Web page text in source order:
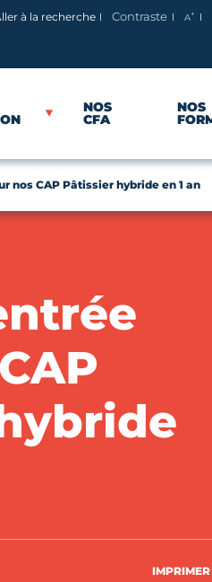
à la recherche Contraste A+
NOS
CFA
NOS
nos CAP Pâtissier hybride en 1 an
IMPRIMER